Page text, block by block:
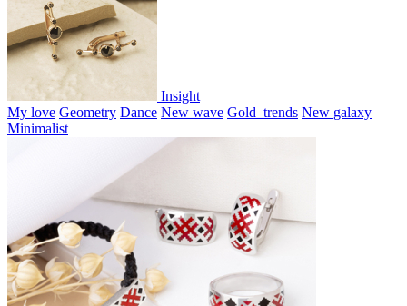
Insight
My love Geometry Dance New wave Gold_trends New galaxy
Minimalist